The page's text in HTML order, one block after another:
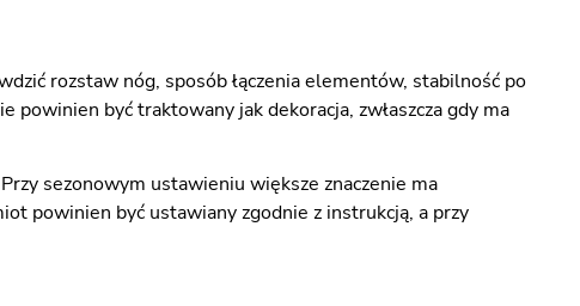
rozstaw nóg, sposób łączenia elementów, stabilność po
powinien być traktowany jak dekoracja, zwłaszcza gdy ma
sezonowym ustawieniu większe znaczenie ma
powinien być ustawiany zgodnie z instrukcją, a przy